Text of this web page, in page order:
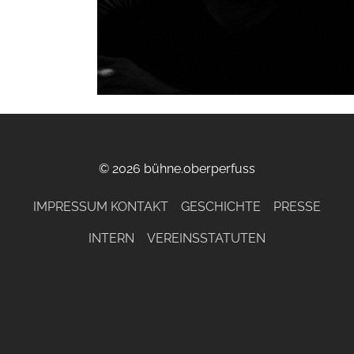
© 2026 bühne.oberperfuss
IMPRESSUM KONTAKT GESCHICHTE PRESSE
INTERN VEREINSSTATUTEN